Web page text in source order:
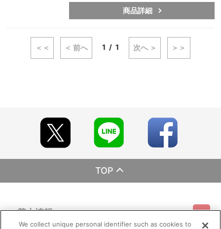
商品詳細
＜＜ ＜ 前へ 1 1 次へ ＞ ＞＞
TOP
基本情報
We collect unique personal identifier such as cookies to